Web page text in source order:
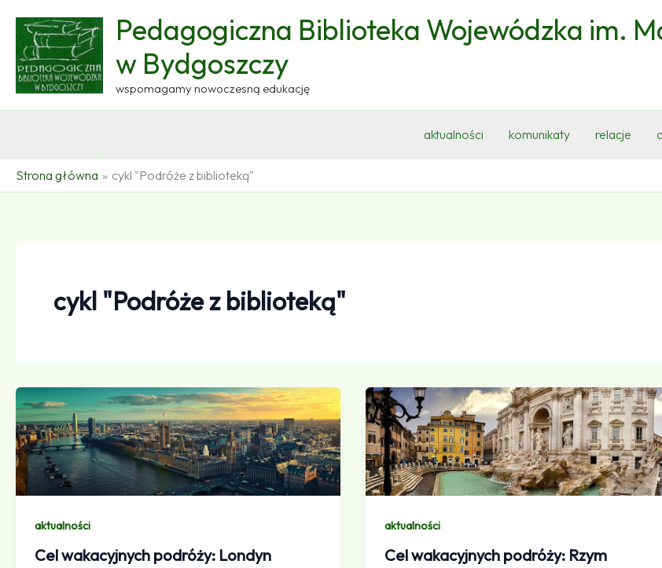
treści
Pedagogiczna Biblioteka Wojewódzka im.
w Bydgoszczy
wspomagamy nowoczesną edukację
aktualności komunikaty relacje
Strona główna cykl "Podróże z biblioteką"
cykl "Podróże z biblioteką"
aktualności
Cel wakacyjnych podróży: Londyn
aktualności
Cel wakacyjnych podróży: Rzym